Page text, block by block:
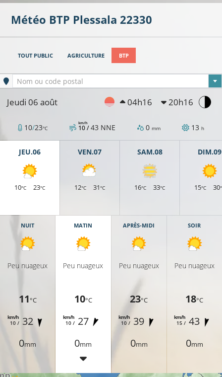
Météo BTP Plessala 22330
TOUT PUBLIC AGRICULTURE BTP
Ville sélectionnée
Nom ou code postal
Jeudi 06 août 04h16 20h16
10/23°C 10 /
km/h 43 NNE 0 mm 13 h
JEU.06
10°C 23°C
VEN.07
12°C 31°C
SAM.08
16°C 33°C
DIM.09
15°C 30
NUIT
Peu nuageux
11°C
10 /
km/h 32
0mm
MATIN
Peu nuageux
10°C
10 /
km/h 27
0mm
APRÈS-MIDI
Peu nuageux
23°C
10 /
km/h 39
0mm
SOIR
Peu nuageux
18°C
15 /
km/h 43
0mm